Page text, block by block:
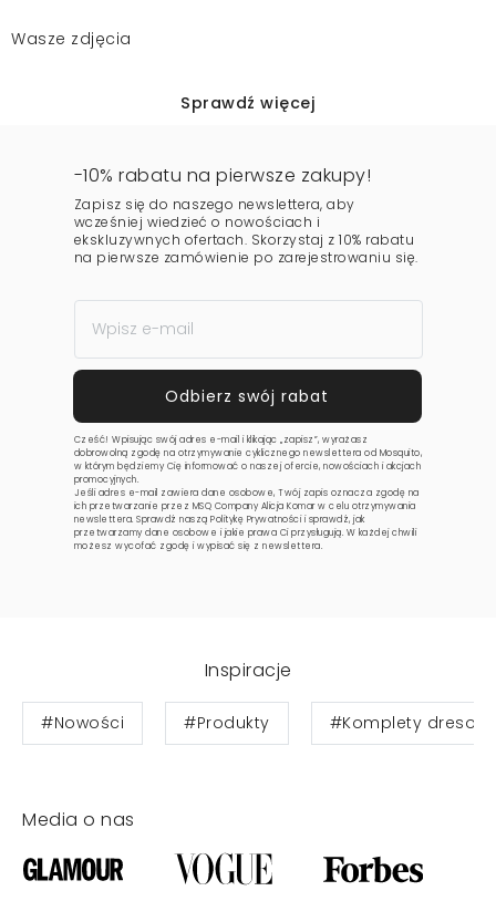
Wasze zdjęcia
Sprawdź więcej
-10% rabatu na pierwsze zakupy!
Zapisz się do naszego newslettera, aby
wcześniej wiedzieć o nowościach i
ekskluzywnych ofertach. Skorzystaj z 10% rabatu
na pierwsze zamówienie po zarejestrowaniu się.
Cześć! Wpisując swój adres e-mail i klikając „zapisz”, wyrażasz
dobrowolną zgodę na otrzymywanie cyklicznego newslettera od Mosquito,
w którym będziemy Cię informować o naszej ofercie, nowościach i akcjach
promocyjnych.
Jeśli adres e-mail zawiera dane osobowe, Twój zapis oznacza zgodę na
ich przetwarzanie przez MSQ Company Alicja Komar w celu otrzymywania
newslettera. Sprawdź naszą Politykę Prywatnościi sprawdź, jak
przetwarzamy dane osobowe i jakie prawa Ci przysługują. W każdej chwili
możesz wycofać zgodę i wypisać się z newslettera.
Inspiracje
#Nowości #Produkty #Komplety
Media o nas